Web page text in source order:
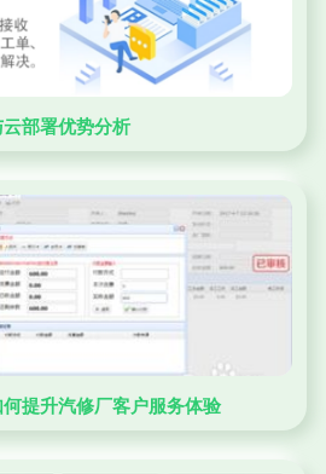
部署优势分析
提升汽修厂客户服务体验